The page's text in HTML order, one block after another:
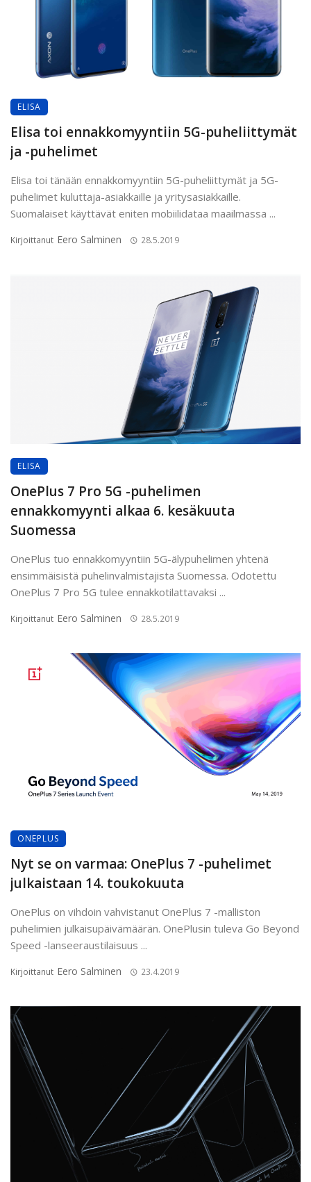
ELISA
Elisa toi ennakkomyyntiin 5G-puheliittymät
ja -puhelimet
Elisa toi tänään ennakkomyyntiin 5G-puheliittymät ja 5G-
puhelimet kuluttaja-asiakkaille ja yritysasiakkaille.
Suomalaiset käyttävät eniten mobiilidataa maailmassa ...
Kirjoittanut Eero Salminen 28.5.2019
ELISA
OnePlus 7 Pro 5G -puhelimen
ennakkomyynti alkaa 6. kesäkuuta
Suomessa
OnePlus tuo ennakkomyyntiin 5G-älypuhelimen yhtenä
ensimmäisistä puhelinvalmistajista Suomessa. Odotettu
OnePlus 7 Pro 5G tulee ennakkotilattavaksi ...
Kirjoittanut Eero Salminen 28.5.2019
ONEPLUS
Nyt se on varmaa: OnePlus 7 -puhelimet
julkaistaan 14. toukokuuta
OnePlus on vihdoin vahvistanut OnePlus 7 -malliston
puhelimien julkaisupäivämäärän. OnePlusin tuleva Go Beyond
Speed -lanseeraustilaisuus ...
Kirjoittanut Eero Salminen 23.4.2019